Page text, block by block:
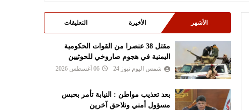
الأشهر الأخيرة التعليقات
مقتل 38 عنصرا من القوات الحكومية
اليمنية في هجوم صاروخي للحوثيين
شمس اليوم نيوز 24 06 أغسطس 2026
بعد تعذيب مواطن : النيابة تأمر بحبس
مسؤول أمني وتلاحق آخرين